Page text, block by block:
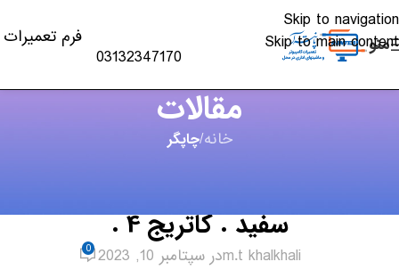
Skip to navigation
Skip to main content
منو
03132347170
فرم تعمیرات
مقالات
خانه/چاپگر
سفید . کاتریج 4 .
m.t khalkhaliدر سپتامبر 10, 2023 0